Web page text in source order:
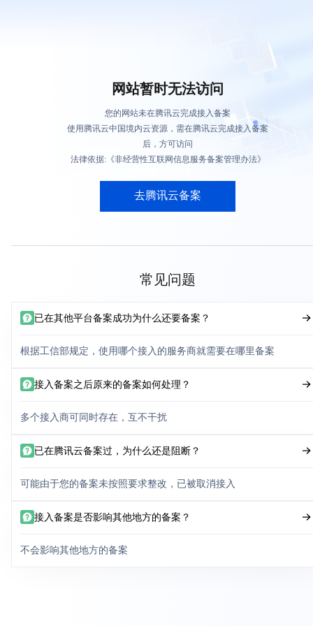
网站暂时无法访问
您的网站未在腾讯云完成接入备案
使用腾讯云中国境内云资源，需在腾讯云完成接入备案
后，方可访问
法律依据:《非经营性互联网信息服务备案管理办法》
去腾讯云备案
常见问题
已在其他平台备案成功为什么还要备案？
根据工信部规定，使用哪个接入的服务商就需要在哪里备案
接入备案之后原来的备案如何处理？
多个接入商可同时存在，互不干扰
已在腾讯云备案过，为什么还是阻断？
可能由于您的备案未按照要求整改，已被取消接入
接入备案是否影响其他地方的备案？
不会影响其他地方的备案